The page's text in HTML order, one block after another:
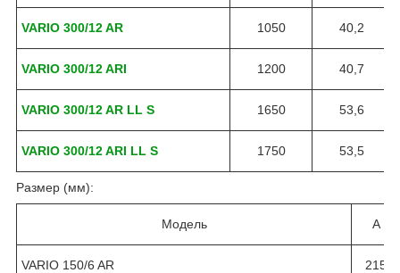
VARIO 300/12 AR 1050 40,2
VARIO 300/12 ARI 1200 40,7
VARIO 300/12 AR LL S 1650 53,6
VARIO 300/12 ARI LL S 1750 53,5
Размер (мм):
Модель A
VARIO 150/6 AR 215